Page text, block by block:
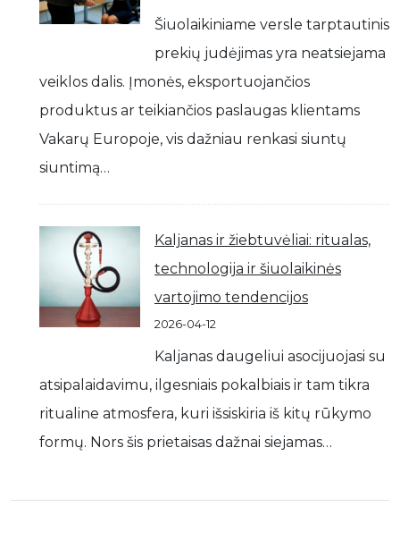
Šiuolaikiniame versle tarptautinis
prekių judėjimas yra neatsiejama
veiklos dalis. Įmonės, eksportuojančios
produktus ar teikiančios paslaugas klientams
Vakarų Europoje, vis dažniau renkasi siuntų
siuntimą…
Kaljanas ir žiebtuvėliai: ritualas,
technologija ir šiuolaikinės
vartojimo tendencijos
2026-04-12
Kaljanas daugeliui asocijuojasi su
atsipalaidavimu, ilgesniais pokalbiais ir tam tikra
ritualine atmosfera, kuri išsiskiria iš kitų rūkymo
formų. Nors šis prietaisas dažnai siejamas…